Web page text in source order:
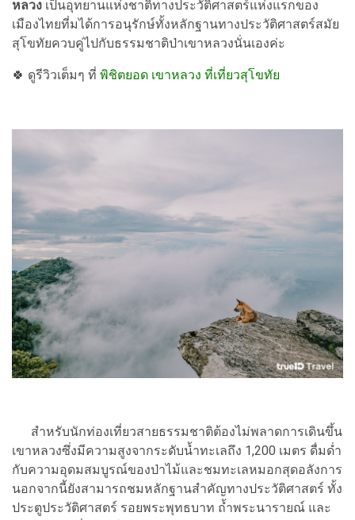
หลวง เป็นอุทยานแห่งชาติทางประวัติศาสตร์แห่งแรกของ
เมืองไทยที่มได้การอนุรักษ์ทั้งหลักฐานทางประวัติศาสตร์สมัย
สุโขทัยควบคู่ไปกับธรรมชาติป่าเขาหลวงนั่นเองค่ะ
🍀 ดูรีวิวเต็มๆ ที่ พิชิตยอด เขาหลวง ที่เที่ยวสุโขทัย
สำหรับนักท่องเที่ยวสายธรรมชาติต้องไม่พลาดการเดินขึ้น
เขาหลวงซึ่งมีความสูงจากระดับน้ำทะเลถึง 1,200 เมตร ดื่มด่ำ
กับความอุดมสมบูรณ์ของป่าไม้และชมทะเลหมอกสุดอลังการ
นอกจากนี้ยังสามารถชมหลักฐานสำคัญทางประวัติศาสตร์ ทั้ง
ประตูประวัติศาสตร์ รอยพระพุทธบาท ถ้ำพระนารายณ์ และ